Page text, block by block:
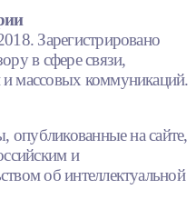
Зарегистрировано
в сфере связи,
массовых коммуникаций.
опубликованные на сайте,
и
об интеллектуальной